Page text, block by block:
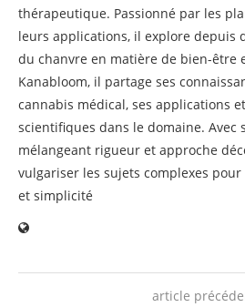
thérapeutique. Passionné par les
leurs applications, il explore depuis
du chanvre en matière de bien-être
Kanabloom, il partage ses
cannabis médical, ses applications
scientifiques dans le domaine. Avec
mélangeant rigueur et approche
vulgariser les sujets complexes
et simplicité
article